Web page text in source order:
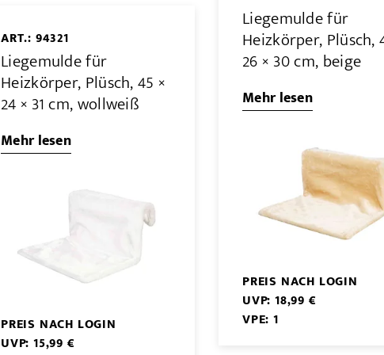
ART.: 94321
Liegemulde für
Heizkörper, Plüsch, 45 ×
24 × 31 cm, wollweiß
Mehr lesen
PREIS NACH LOGIN
UVP: 15,99 €
Liegemulde für
Heizkörper, Plüsch,
26 × 30 cm, beige
Mehr lesen
PREIS NACH LOGIN
UVP: 18,99 €
VPE: 1